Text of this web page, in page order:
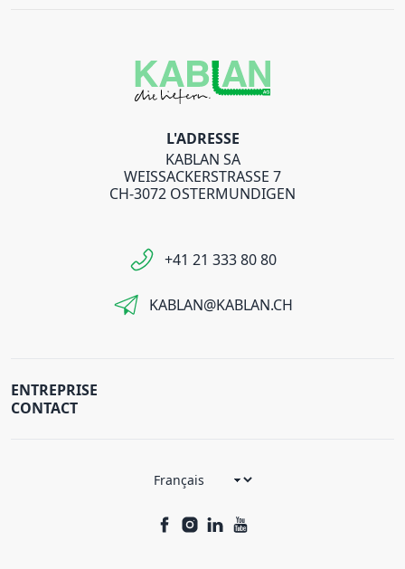
L'ADRESSE
KABLAN SA
WEISSACKERSTRASSE 7
CH-3072 OSTERMUNDIGEN
+41 21 333 80 80
KABLAN@KABLAN.CH
ENTREPRISE
CONTACT